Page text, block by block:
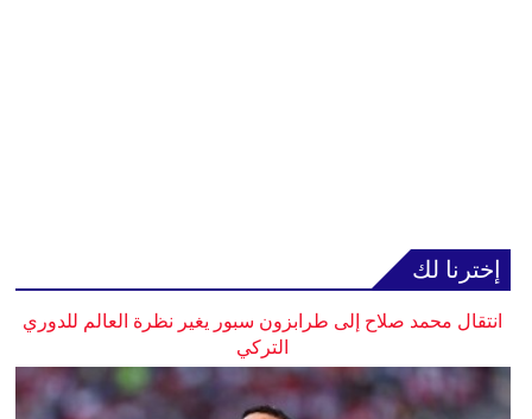
إخترنا لك
انتقال محمد صلاح إلى طرابزون سبور يغير نظرة العالم للدوري
التركي